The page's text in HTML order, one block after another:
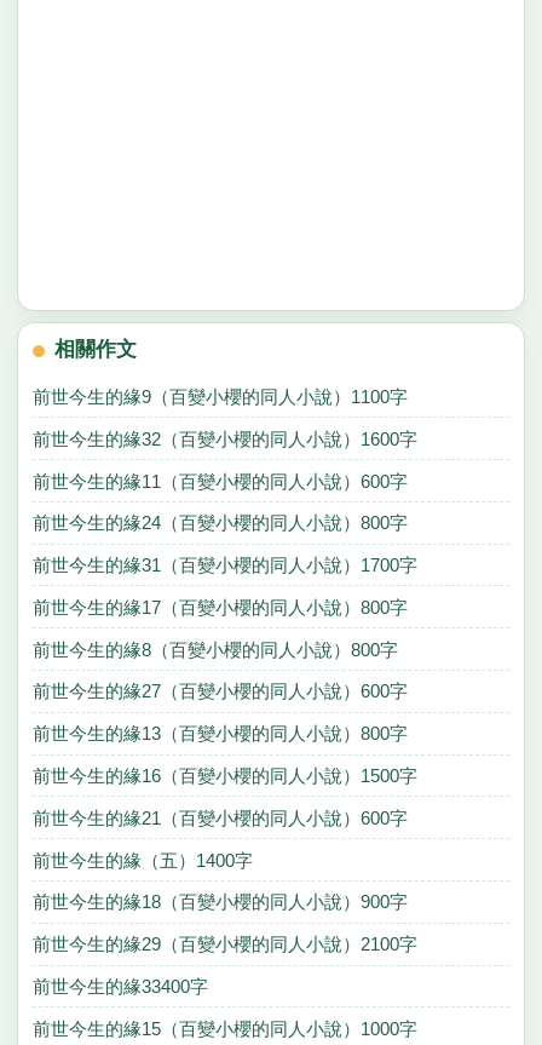
相關作文
前世今生的緣9（百變小櫻的同人小說）1100字
前世今生的緣32（百變小櫻的同人小說）1600字
前世今生的緣11（百變小櫻的同人小說）600字
前世今生的緣24（百變小櫻的同人小說）800字
前世今生的緣31（百變小櫻的同人小說）1700字
前世今生的緣17（百變小櫻的同人小說）800字
前世今生的緣8（百變小櫻的同人小說）800字
前世今生的緣27（百變小櫻的同人小說）600字
前世今生的緣13（百變小櫻的同人小說）800字
前世今生的緣16（百變小櫻的同人小說）1500字
前世今生的緣21（百變小櫻的同人小說）600字
前世今生的緣（五）1400字
前世今生的緣18（百變小櫻的同人小說）900字
前世今生的緣29（百變小櫻的同人小說）2100字
前世今生的緣33400字
前世今生的緣15（百變小櫻的同人小說）1000字